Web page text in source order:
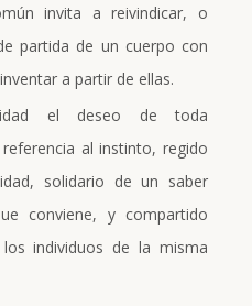
invita a reivindicar, o
partida de un cuerpo con
a partir de ellas.
el deseo de toda
al instinto, regido
solidario de un saber
conviene, y compartido
individuos de la misma